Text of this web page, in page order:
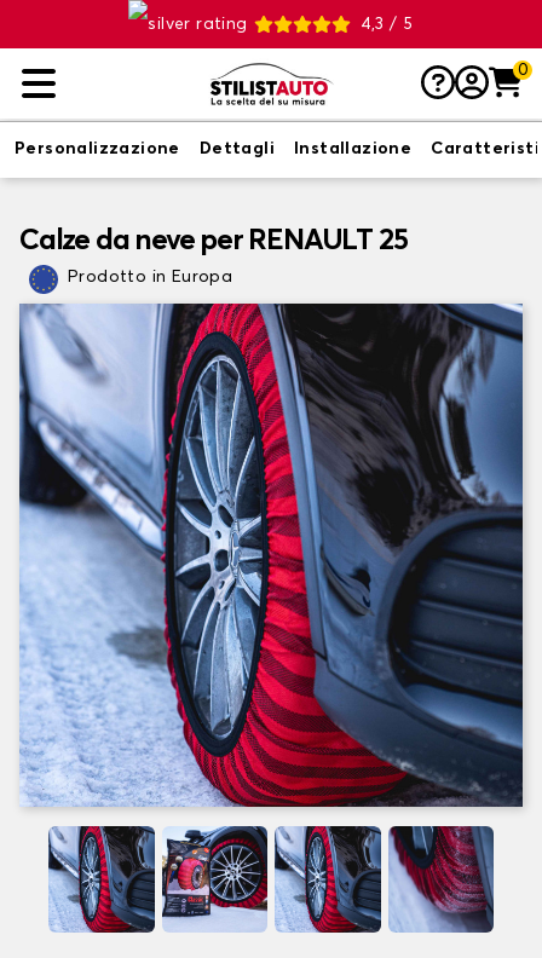
4,3 / 5
0
Personalizzazione Dettagli Installazione
Calze da neve per RENAULT 25
Prodotto in Europa